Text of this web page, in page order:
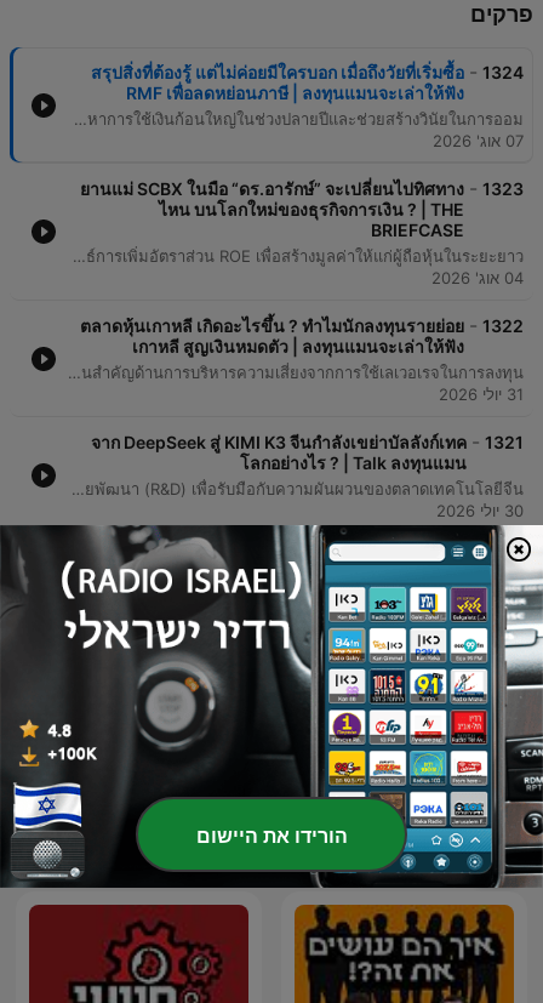
פרקים
1324
-
สรุปสิ่งที่ต้องรู้ แต่ไม่ค่อยมีใครบอก เมื่อถึงวัยที่เริ่มซื้อ
RMF เพื่อลดหย่อนภาษี | ลงทุนแมนจะเล่าให้ฟัง
ข้อมูลสำคัญที่ควรทราบก่อนตัดสินใจลงทุนใน RMF เพื่อการลดหย่อนภาษีและสร้างความมั่งคั่งในอนาคต เนื้อหาครอบคลุมถึงความแตกต่างระหว่าง RMF และการลงทุนทั่วไป โดยเน้นย้ำเรื่องความสำคัญของการเปรียบเทียบค่าธรรมเนียมกองทุนซึ่งส่งผลต่อผลตอบแทนระยะยาวอย่างมีนัยสำคัญ รวมถึงการทำความเข้าใจว่าเงื่อนไขการห้ามขายไม่ได้หมายถึงการห้ามสับเปลี่ยนกองทุน นอกจากนี้ยังแนะนำให้รู้จักกับนโยบายการลงทุนที่หลากหลายตั้งแต่ทองคำไปจนถึงหุ้นเทคโนโลยี และเสนอแนะกลยุทธ์การวางแผนลงทุนแบบ DCA เพื่อลดปัญหาการใช้เงินก้อนใหญ่ในช่วงปลายปีและช่วยสร้างวินัยในการออม
07 אוג' 2026
1323
-
ยานแม่ SCBX ในมือ “ดร.อารักษ์” จะเปลี่ยนไปทิศทาง
ไหน บนโลกใหม่ของธุรกิจการเงิน ? | THE
BRIEFCASE
บทสัมภาษณ์พิเศษกับ Dr. Arak Suthiwong ว่าที่ CEO ของ SCBX เกี่ยวกับการขับเคลื่อนองค์กรภายใต้กลยุทธ์ AI First Organization และการเปลี่ยนผ่านจากธนาคารแบบดั้งเดิมสู่กลุ่มธุรกิจเทคโนโลยีทางการเงิน เนื้อหาครอบคลุมถึงวิสัยทัศน์ในการใช้ AI เพื่อเพิ่ม Productivity การวางรากฐานโครงสร้างพื้นฐานทางเทคโนโลยีเพื่อรองรับการขยายตัวในอนาคต และบทบาทของ Virtual Bank ในการเติมเต็มช่องว่างทางการเงินในประเทศไทย นอกจากนี้ยังมีการพูดคุยถึงลักษณะเฉพาะของบริษัทในเครือ (ยานลูก) ทั้งความแข็งแกร่งของ SCB Bank ความรวดเร็วของ Monix และความยิ่งใหญ่ของ CardX รวมถึงมุมมองด้านการบริหารจัดการเงินปันผลเพื่อสร้าง Total Shareholder Return (TSR) และกลยุทธ์การเพิ่มอัตราส่วน ROE เพื่อสร้างมูลค่าให้แก่ผู้ถือหุ้นในระยะยาว
04 אוג' 2026
1322
-
ตลาดหุ้นเกาหลี เกิดอะไรขึ้น ? ทำไมนักลงทุนรายย่อย
เกาหลี สูญเงินหมดตัว | ลงทุนแมนจะเล่าให้ฟัง
วิเคราะห์วิกฤตการณ์ตลาดหุ้นเกาหลีใต้ที่เผชิญกับการดิ่งลงของมูลค่าอย่างรุนแรง โดยมีสาเหตุหลักมาจากการพึ่งพาผลประกอบการของหุ้นเพียงสองบริษัทคือ Samsung และ SK Hynix ซึ่งเป็นผู้นำในกลุ่มชิปหน่วยความจำ AI เนื้อหาเจาะลึกถึงกลไกของ Leverage ETF ที่ทำหน้าที่เป็นตัวคูณความเสียหายในช่วงตลาดขาลง ส่งผลให้นักลงทุนรายย่อยสูญเสียเงินจำนวนมหาศาลรวมกว่า 1.3 ล้านล้านบาท พร้อมทั้งกล่าวถึงมาตรการฉุกเฉินจากหน่วยงานกำกับดูแลและบทเรียนสำคัญด้านการบริหารความเสี่ยงจากการใช้เลเวอเรจในการลงทุน
31 יולי 2026
1321
-
จาก DeepSeek สู่ KIMI K3 จีนกำลังเขย่าบัลลังก์เทค
โลกอย่างไร ? | Talk ลงทุนแมน
วิเคราะห์เจาะลึกโครงสร้างเศรษฐกิจจีนในรูปแบบ K-shape ที่แม้ตัวเลข GDP จะเติบโตช้าลง แต่ภาคเทคโนโลยีและอุตสาหกรรม Hard Tech กำลังพุ่งทะยานอย่างรุนแรง โดยเฉพาะกลุ่มอุปกรณ์ 3D Printing, แบตเตอรี่ และหุ่นยนต์ ซึ่งเป็นผลมาจากนโยบายสนับสนุนการผลิตภายในประเทศเพื่อลดการพึ่งพาเทคโนโลยีจากต่างชาติและการเผชิญหน้ากับสงครามการค้า เนื้อหาครอบคลุมถึงความก้าวหน้าของ AI โมเดลฝั่งจีนอย่าง DeepSeek และ Moonshot AI รวมถึงโอกาสในการลงทุนผ่าน Supply Chain ของ AI ตั้งแต่ต้นน้ำอย่างเซมิคอนดักเตอร์ไปจนถึงปลายน้ำอย่างหุ่นยนต์และรถยนต์ขับเคลื่อนอัตโนมัติ โดยมีการแนะนำกลยุทธ์การเลือกหุ้นในกลุ่ม A-Share และ H-Share ผ่านกองทุนรวมที่เน้นนวัตกรรมและการวิจัยพัฒนา (R&D) เพื่อรับมือกับความผันผวนของตลาดเทคโนโลยีจีน
30 יולי 2026
1320
-
อังกฤษ นอร์เวย์ เจอขุมทรัพย์เหมือนกัน แต่บริหารโชค
ต่างกัน วันนี้อีกคนรวย อีกคนแบกหนี้หนัก | ลงทุนแมน
จะเล่าให้ฟัง
เปรียบเทียบความแตกต่างระหว่างนอร์เวย์และอังกฤษในการจัดการทรัพยากรน้ำมันที่ค้นพบในช่วงปลายทศวรรษ 1960 นอร์เวย์เลือกสร้างกองทุนความมั่งคั่งแห่งชาติเพื่อสะสมรายได้ในรูปแบบเงินดอลลาร์และนำกำไรมาใช้พัฒนาประเทศอย่างยั่งยืน ในขณะที่อังกฤษเน้นการเร่งนำรายได้จากการขายน้ำมันมาใช้แก้ปัญหาเศรษฐกิจระยะสั้น จนเกิดภาวะ Dutch Disease ที่ทำลายอุตสาหกรรมการผลิตเดิม เนื้อหาแสดงให้เห็นถึงผลลัพธ์ในปัจจุบันที่นอร์เวย์มีความมั่งคั่งต่อหัวประชากรสูงมาก แต่ต้องเผชิญกับความท้าทายเรื่องแรงจูงใจในการทำงาน ส่วนอังกฤษต้องแบกรับหนี้สาธารณะระดับสูงและพยายามฟื้นฟูเศรษฐกิจผ่านการจัดตั้งกองทุนใหม่ในปี 2024 เพื่อวางรากฐานอนาคตอีกครั้ง
29 יולי 2026
הציגו פרקים נוספים
פודקאסטים נוספים בנושא עסקים
הצג הכל הורידו את היישום